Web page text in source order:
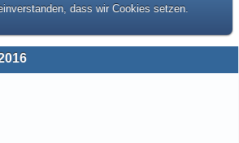
dass wir Cookies setzen.